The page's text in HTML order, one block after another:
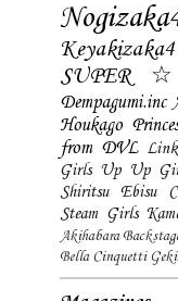
Dempagumi.inc
Houkago
from DVL
Girls Up Up
Shiritsu Ebisu
Steam Girls
Akihabara
Bella Cinquetti